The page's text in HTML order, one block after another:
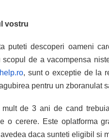
vostru
puteti descoperi oameni
de a vacompensa
, sunt o exceptie de la
pentru un zboranulat
de 3 ani de cand
o cerere. Este oplatforma
daca sunteti eligibil si